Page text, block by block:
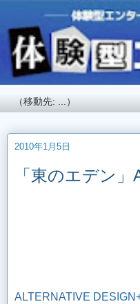
2010年1月5日
「東のエデン」
ALTERNATIVE